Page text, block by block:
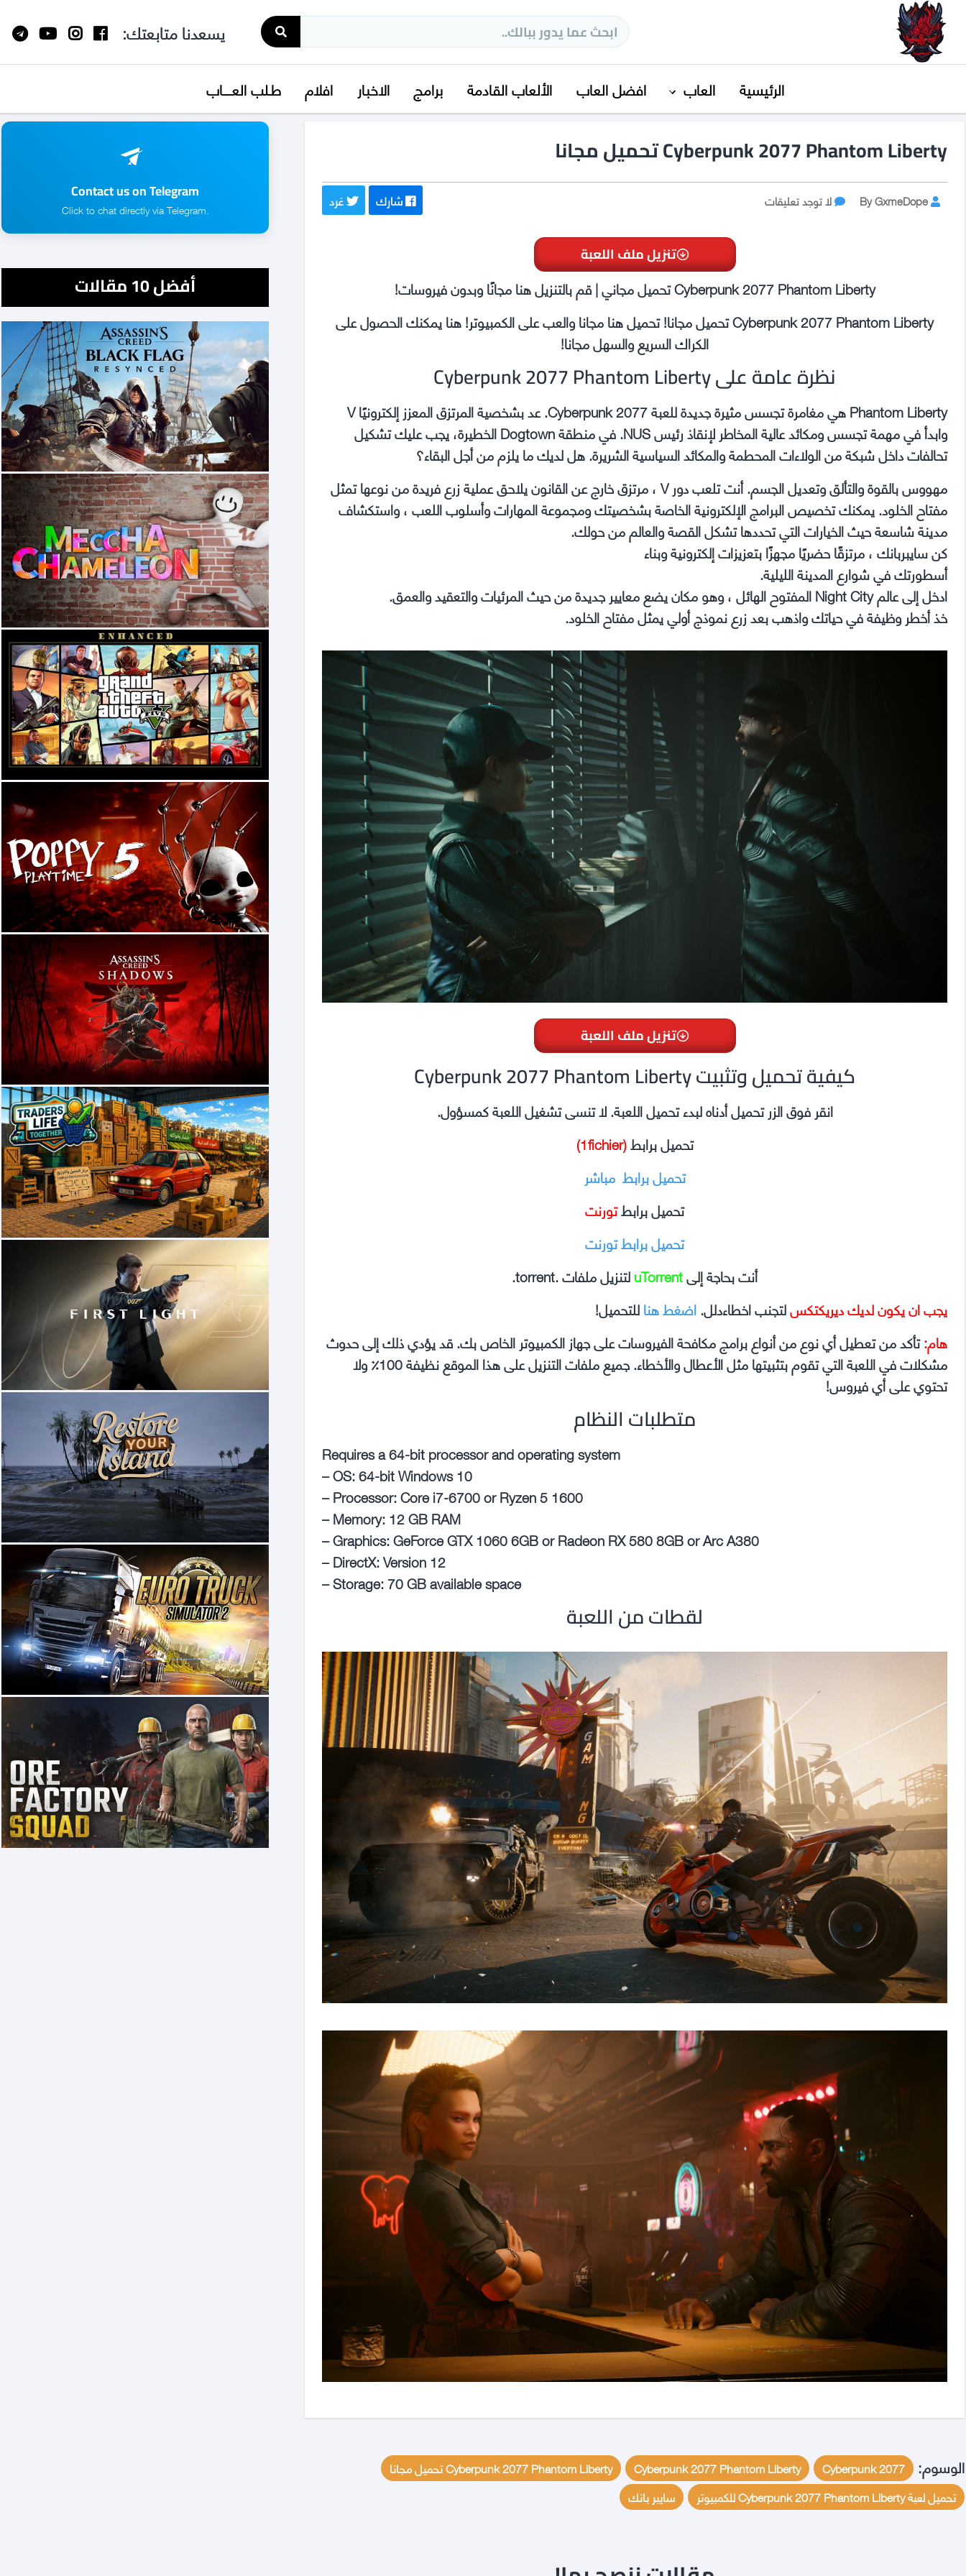
يسعدنا متابعتك:
الرئيسية العاب افضل العاب الألعاب القادمة برامج الاخبار افلام طـلب العــــاب
Cyberpunk 2077 Phantom Liberty تحميل مجانا
Post
By GxmeDope لا توجد تعليقاتعلى
Phantom
Liberty
مجانا
شارك غرد
تنزيل ملف اللعبة
Cyberpunk 2077 Phantom Liberty تحميل مجاني | قم بالتنزيل هنا مجانًا وبدون فيروسات!
Cyberpunk 2077 Phantom Liberty تحميل مجانا! تحميل هنا مجانا والعب على الكمبيوتر! هنا يمكنك الحصول على
الكراك السريع والسهل مجانا!
نظرة عامة على Cyberpunk 2077 Phantom Liberty
Phantom Liberty هي مغامرة تجسس مثيرة جديدة للعبة Cyberpunk 2077. عد بشخصية المرتزق المعزز إلكترونيًا V
وابدأ في مهمة تجسس ومكائد عالية المخاطر لإنقاذ رئيس NUS. في منطقة Dogtown الخطيرة، يجب عليك تشكيل
تحالفات داخل شبكة من الولاءات المحطمة والمكائد السياسية الشريرة. هل لديك ما يلزم من أجل البقاء؟
مهووس بالقوة والتألق وتعديل الجسم. أنت تلعب دور V ، مرتزق خارج عن القانون يلاحق عملية زرع فريدة من نوعها تمثل
مفتاح الخلود. يمكنك تخصيص البرامج الإلكترونية الخاصة بشخصيتك ومجموعة المهارات وأسلوب اللعب ، واستكشاف
مدينة شاسعة حيث الخيارات التي تحددها تشكل القصة والعالم من حولك.
كن سايبربانك ، مرتزقًا حضريًا مجهزًا بتعزيزات إلكترونية وبناء
أسطورتك في شوارع المدينة الليلية.
ادخل إلى عالم Night City المفتوح الهائل ، وهو مكان يضع معايير جديدة من حيث المرئيات والتعقيد والعمق.
خذ أخطر وظيفة في حياتك واذهب بعد زرع نموذج أولي يمثل مفتاح الخلود.
تنزيل ملف اللعبة
Cyberpunk 2077 Phantom Liberty كيفية تحميل وتثبيت
انقر فوق الزر تحميل أدناه لبدء تحميل اللعبة. لا تنسى تشغيل اللعبة كمسؤول.
تحميل برابط(1fichier)
تحميل برابط مباشر
تحميل برابطتورنت
تحميل برابط تورنت
أنت بحاجة إلىuTorrentلتنزيل ملفات .torrent.
يجب ان يكون لديك ديريكتكسلتجنب اخطاءدلل.اضغط هناللتحميل!
هام:تأكد من تعطيل أي نوع من أنواع برامج مكافحة الفيروسات على جهاز الكمبيوتر الخاص بك. قد يؤدي ذلك إلى حدوث
مشكلات في اللعبة التي تقوم بتثبيتها مثل الأعطال والأخطاء. جميع ملفات التنزيل على هذا الموقع نظيفة 100٪ ولا
تحتوي على أي فيروس!
متطلبات النظام
Requires a 64-bit processor and operating system
– OS: 64-bit Windows 10
– Processor: Core i7-6700 or Ryzen 5 1600
– Memory: 12 GB RAM
– Graphics: GeForce GTX 1060 6GB or Radeon RX 580 8GB or Arc A380
– DirectX: Version 12
– Storage: 70 GB available space
لقطات من اللعبة
الوسوم: Cyberpunk 2077
Cyberpunk 2077 Phantom Liberty
Cyberpunk 2077 Phantom Liberty تحميل مجانا
تحميل لعبة Cyberpunk 2077 Phantom Liberty للكمبيوتر
سايبر بانك
Contact us on Telegram
.Click to chat directly via Telegram
أفضل 10 مقالات